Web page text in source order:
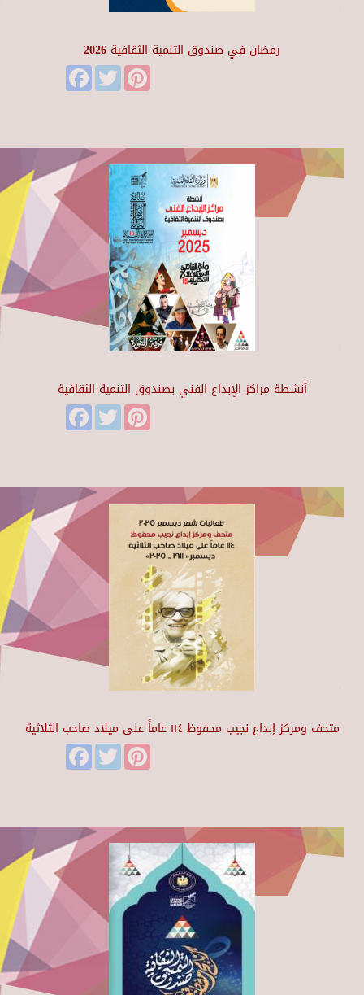
رمضان في صندوق التنمية الثقافية 2026
FacebookTwitter
أنشطة مراكز الإبداع الفني بصندوق التنمية الثقافية
FacebookTwitter
متحف ومركز إبداع نجيب محفوظ ١١٤ عاماً على ميلاد صاحب الثلاثية
FacebookTwitter